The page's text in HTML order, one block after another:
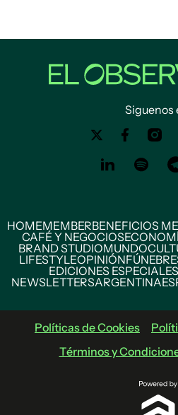
Siguenos
HOMEMEMBERBENEFICIOS
CAFÉ Y NEGOCIOS
BRAND STUDIOMUNDO
LIFESTYLEOPINIÓN
EDICIONES ESPECIALES
NEWSLETTERSARGENTINA
Políticas de Cookies
Términos y